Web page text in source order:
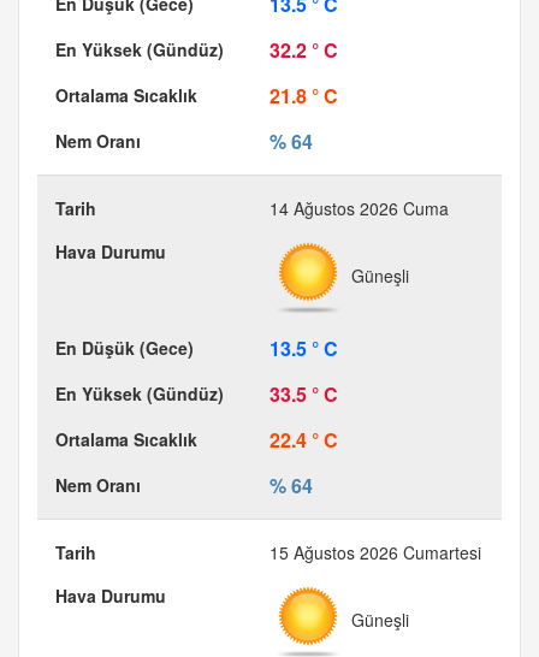
32.2 ° C
21.8 ° C
% 64
14 Ağustos 2026 Cuma
Güneşli
13.5 ° C
33.5 ° C
22.4 ° C
% 64
15 Ağustos 2026 Cumartesi
Güneşli